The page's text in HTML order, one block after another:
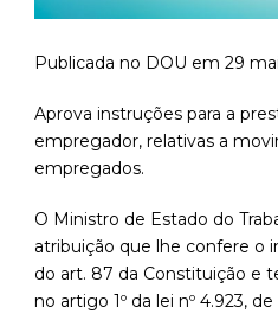
Publicada no DOU em 29
Aprova instruções para a
empregador, relativas a
empregados.
O Ministro de Estado do
atribuição que lhe confere o
do art. 87 da Constituição e
no artigo 1º da lei nº 4.923,